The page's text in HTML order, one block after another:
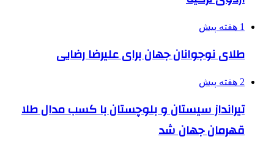
1 هفته پیش
طلای نوجوانان جهان برای علیرضا رضایی
2 هفته پیش
تیرانداز سیستان و بلوچستان با کسب مدال طلا
قهرمان جهان شد